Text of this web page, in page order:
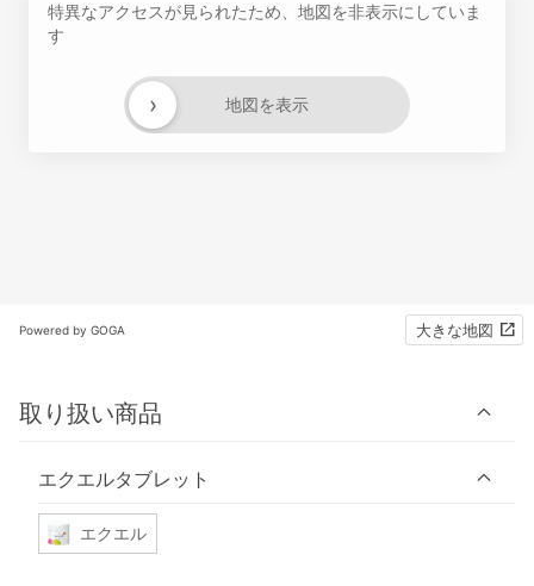
特異なアクセスが見られたため、地図を非表示にしていま
す
地図を表示
›
Powered by GOGA 大きな地図
取り扱い商品
エクエルタブレット
エクエル